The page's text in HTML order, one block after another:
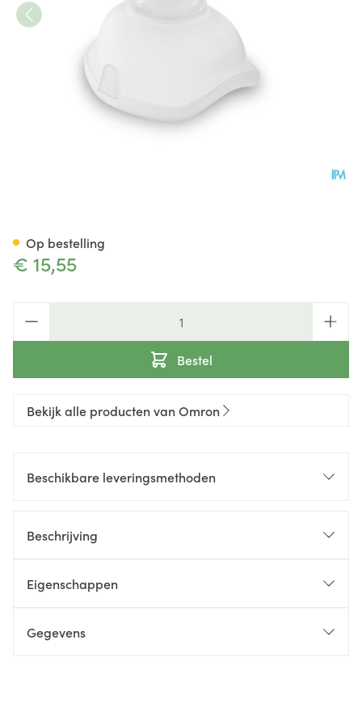
€ 15,55
Bestel
Op bestelling
Bekijk alle producten van Omron
Beschikbare leveringsmethoden
Beschrijving
Eigenschappen
Gegevens